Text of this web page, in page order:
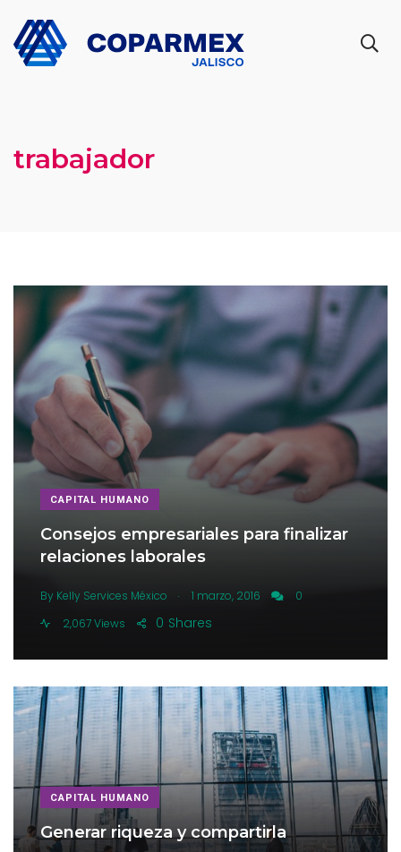
trabajador
CAPITAL HUMANO
Consejos empresariales para finalizar
relaciones laborales
By Kelly Services México . 1 marzo, 2016
0
2,067 Views
Shares
0
CAPITAL HUMANO
Generar riqueza y compartirla